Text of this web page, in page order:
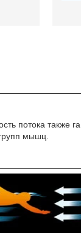
потока также
мышц.